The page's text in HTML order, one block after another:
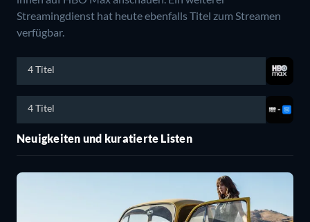
Streamingdienst hat heute ebenfalls Titel zum Streamen
verfügbar.
4 Titel
4 Titel
Neuigkeiten und kuratierte Listen